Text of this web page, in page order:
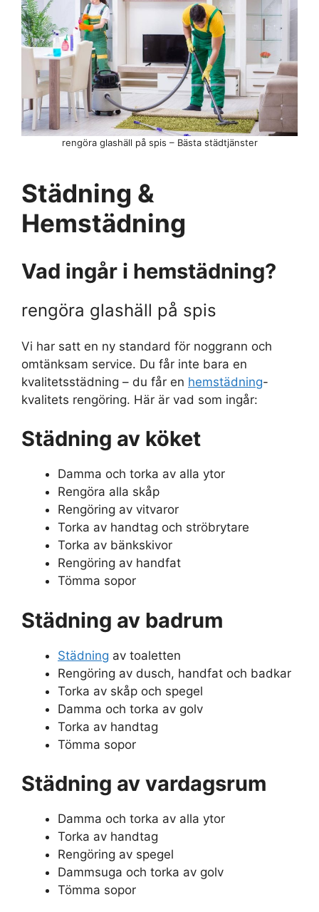
rengöra glashäll på spis – Bästa städtjänster
Städning &
Hemstädning
Vad ingår i hemstädning?
rengöra glashäll på spis
Vi har satt en ny standard för noggrann och
omtänksam service. Du får inte bara en
kvalitetsstädning – du får en hemstädning-
kvalitets rengöring. Här är vad som ingår:
Städning av köket
Damma och torka av alla ytor
Rengöra alla skåp
Rengöring av vitvaror
Torka av handtag och ströbrytare
Torka av bänkskivor
Rengöring av handfat
Tömma sopor
Städning av badrum
Städning av toaletten
Rengöring av dusch, handfat och badkar
Torka av skåp och spegel
Damma och torka av golv
Torka av handtag
Tömma sopor
Städning av vardagsrum
Damma och torka av alla ytor
Torka av handtag
Rengöring av spegel
Dammsuga och torka av golv
Tömma sopor